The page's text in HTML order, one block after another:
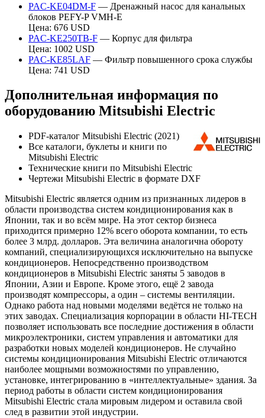
PAC-KE04DM-F — Дренажный насос для канальных
блоков PEFY-P VMH-E
Цена: 676 USD
PAC-KE250TB-F — Корпус для фильтра
Цена: 1002 USD
PAC-KE85LAF — Фильтр повышенного срока службы
Цена: 741 USD
Дополнительная информация по
оборудованию Mitsubishi Electric
PDF-каталог Mitsubishi Electric (2021)
Все каталоги, буклеты и книги по
Mitsubishi Electric
Технические книги по Mitsubishi Electric
Чертежи Mitsubishi Electric в формате DXF
Mitsubishi Electric является одним из признанных лидеров в
области производства систем кондиционирования как в
Японии, так и во всём мире. На этот сектор бизнеса
приходится примерно 12% всего оборота компании, то есть
более 3 млрд. долларов. Эта величина аналогична обороту
компаний, специализирующихся исключительно на выпуске
кондиционеров. Непосредственно производством
кондиционеров в Mitsubishi Electric заняты 5 заводов в
Японии, Азии и Европе. Кроме этого, ещё 2 завода
производят компрессоры, а один – системы вентиляции.
Однако работа над новыми моделями ведётся не только на
этих заводах. Специализация корпорации в области HI-TECH
позволяет использовать все последние достижения в области
микроэлектроники, систем управления и автоматики для
разработки новых моделей кондиционеров. Не случайно
системы кондиционирования Mitsubishi Electric отличаются
наиболее мощными возможностями по управлению,
установке, интегрированию в «интеллектуальные» здания. За
период работы в области систем кондиционирования
Mitsubishi Electric стала мировым лидером и оставила свой
след в развитии этой индустрии.